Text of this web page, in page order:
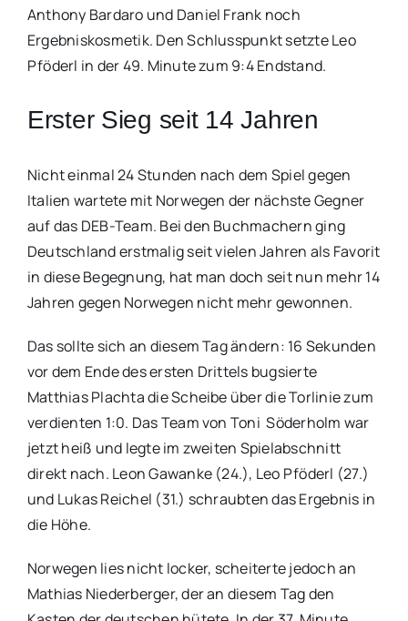
Anthony Bardaro und Daniel Frank noch
Ergebniskosmetik. Den Schlusspunkt setzte Leo
Pföderl in der 49. Minute zum 9:4 Endstand.
Erster Sieg seit 14 Jahren
Nicht einmal 24 Stunden nach dem Spiel gegen
Italien wartete mit Norwegen der nächste Gegner
auf das DEB-Team. Bei den Buchmachern ging
Deutschland erstmalig seit vielen Jahren als Favorit
in diese Begegnung, hat man doch seit nun mehr 14
Jahren gegen Norwegen nicht mehr gewonnen.
Das sollte sich an diesem Tag ändern: 16 Sekunden
vor dem Ende des ersten Drittels bugsierte
Matthias Plachta die Scheibe über die Torlinie zum
verdienten 1:0. Das Team von Toni Söderholm war
jetzt heiß und legte im zweiten Spielabschnitt
direkt nach. Leon Gawanke (24.), Leo Pföderl (27.)
und Lukas Reichel (31.) schraubten das Ergebnis in
die Höhe.
Norwegen lies nicht locker, scheiterte jedoch an
Mathias Niederberger, der an diesem Tag den